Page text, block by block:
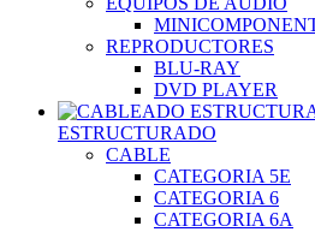
REPRODUCTORES
BLU-RAY
DVD PLAYER
ESTRUCTURADO
CABLE
CATEGORIA 5E
CATEGORIA 6
CATEGORIA 6A